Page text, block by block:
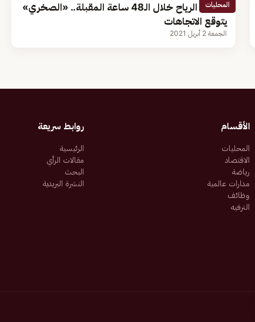
المحليات
خريطة الرياح خلال الـ48 ساعة المقبلة.. «الصخري»
يتوقع الاتجاهات
الجمعة 2 أبريل 2021
الأقسام
المحليات
الاقتصاد
رياضة
مدارات عالمية
وظائف
الترفيه
روابط سريعة
الرئيسية
مقالات الرأي
البحث
النشرة البريدية